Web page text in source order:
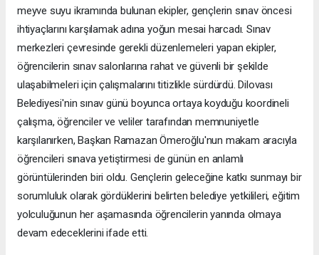
meyve suyu ikramında bulunan ekipler, gençlerin sınav öncesi
ihtiyaçlarını karşılamak adına yoğun mesai harcadı. Sınav
merkezleri çevresinde gerekli düzenlemeleri yapan ekipler,
öğrencilerin sınav salonlarına rahat ve güvenli bir şekilde
ulaşabilmeleri için çalışmalarını titizlikle sürdürdü. Dilovası
Belediyesi'nin sınav günü boyunca ortaya koyduğu koordineli
çalışma, öğrenciler ve veliler tarafından memnuniyetle
karşılanırken, Başkan Ramazan Ömeroğlu'nun makam aracıyla
öğrencileri sınava yetiştirmesi de günün en anlamlı
görüntülerinden biri oldu. Gençlerin geleceğine katkı sunmayı bir
sorumluluk olarak gördüklerini belirten belediye yetkilileri, eğitim
yolculuğunun her aşamasında öğrencilerin yanında olmaya
devam edeceklerini ifade etti.